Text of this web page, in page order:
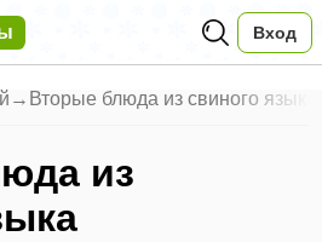
Вход
→ Вторые блюда из свиного языка
из